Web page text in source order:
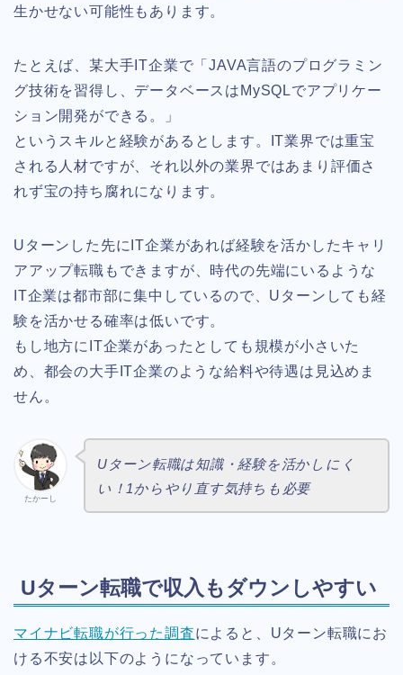
生かせない可能性もあります。
たとえば、某大手IT企業で「JAVA言語のプログラミン
グ技術を習得し、データベースはMySQLでアプリケー
ション開発ができる。」
というスキルと経験があるとします。IT業界では重宝
される人材ですが、それ以外の業界ではあまり評価さ
れず宝の持ち腐れになります。
Uターンした先にIT企業があれば経験を活かしたキャリ
アアップ転職もできますが、時代の先端にいるような
IT企業は都市部に集中しているので、Uターンしても経
験を活かせる確率は低いです。
もし地方にIT企業があったとしても規模が小さいた
め、都会の大手IT企業のような給料や待遇は見込めま
せん。
たかーし
Uターン転職は知識・経験を活かしにく
い！1からやり直す気持ちも必要
Uターン転職で収入もダウンしやすい
マイナビ転職が行った調査によると、Uターン転職にお
ける不安は以下のようになっています。